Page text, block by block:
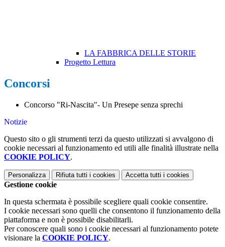
LA FABBRICA DELLE STORIE
Progetto Lettura
Concorsi
Concorso "Ri-Nascita"- Un Presepe senza sprechi
Notizie
Questo sito o gli strumenti terzi da questo utilizzati si avvalgono di
cookie necessari al funzionamento ed utili alle finalità illustrate nella
COOKIE POLICY.
Personalizza Rifiuta tutti i cookies Accetta tutti i cookies
Gestione cookie
In questa schermata è possibile scegliere quali cookie consentire.
I cookie necessari sono quelli che consentono il funzionamento della
piattaforma e non è possibile disabilitarli.
Per conoscere quali sono i cookie necessari al funzionamento potete
visionare la COOKIE POLICY.